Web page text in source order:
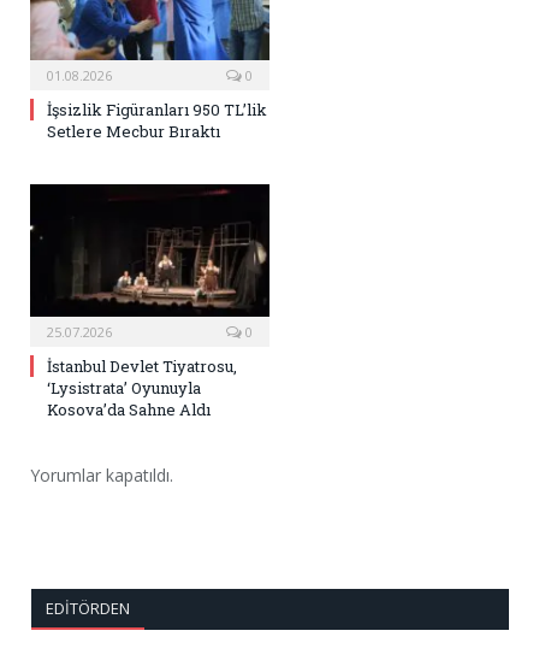
01.08.2026 0
İşsizlik Figüranları 950 TL’lik
Setlere Mecbur Bıraktı
25.07.2026 0
İstanbul Devlet Tiyatrosu,
‘Lysistrata’ Oyunuyla
Kosova’da Sahne Aldı
Yorumlar kapatıldı.
EDITÖRDEN